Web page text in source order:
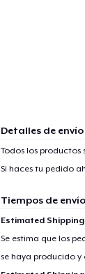
Detalles de envío
Todos los productos
Si haces tu pedido
Tiempos de
Estimated
Se estima que los
se haya producido